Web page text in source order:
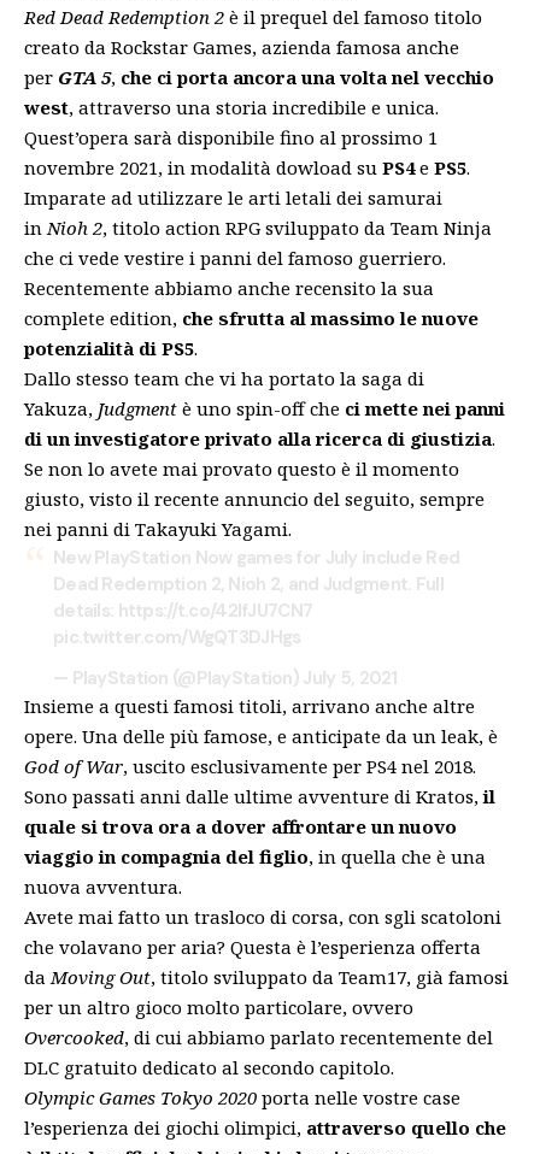
Red Dead Redemption 2 è il prequel del famoso titolo
creato da Rockstar Games, azienda famosa anche
per GTA 5, che ci porta ancora una volta nel vecchio
west, attraverso una storia incredibile e unica.
Quest’opera sarà disponibile fino al prossimo 1
novembre 2021, in modalità dowload su PS4e PS5.
Imparate ad utilizzare le arti letali dei samurai
in Nioh 2, titolo action RPG sviluppato da Team Ninja
che ci vede vestire i panni del famoso guerriero.
Recentemente abbiamo anche recensito la sua
complete edition, che sfrutta al massimo le nuove
potenzialità di PS5.
Dallo stesso team che vi ha portato la saga di
Yakuza, Judgment è uno spin-off che ci mette nei panni
di un investigatore privato alla ricerca di giustizia.
Se non lo avete mai provato questo è il momento
giusto, visto il recente annuncio del seguito, sempre
nei panni di Takayuki Yagami.
New PlayStation Now games for July include Red
Dead Redemption 2, Nioh 2, and Judgment. Full
details: https://t.co/42IfJU7CN7
pic.twitter.com/WgQT3DJHgs
— PlayStation (@PlayStation) July 5, 2021
Insieme a questi famosi titoli, arrivano anche altre
opere. Una delle più famose, e anticipate da un leak, è
God of War, uscito esclusivamente per PS4 nel 2018.
Sono passati anni dalle ultime avventure di Kratos,il
quale si trova ora a dover affrontare un nuovo
viaggio in compagnia del figlio, in quella che è una
nuova avventura.
Avete mai fatto un trasloco di corsa, con sgli scatoloni
che volavano per aria? Questa è l’esperienza offerta
da Moving Out, titolo sviluppato da Team17, già famosi
per un altro gioco molto particolare, ovvero
Overcooked, di cui abbiamo parlato recentemente del
DLC gratuito dedicato al secondo capitolo.
Olympic Games Tokyo 2020 porta nelle vostre case
l’esperienza dei giochi olimpici, attraverso quello che